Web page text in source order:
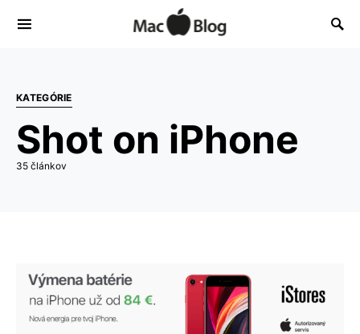
KATEGÓRIE
Shot on iPhone
35 článkov